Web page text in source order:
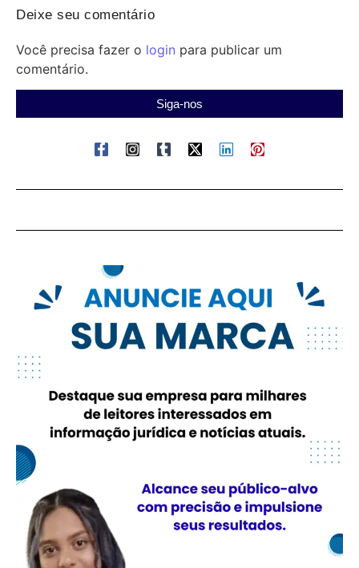
Deixe seu comentário
Você precisa fazer o login para publicar um
comentário.
Siga-nos